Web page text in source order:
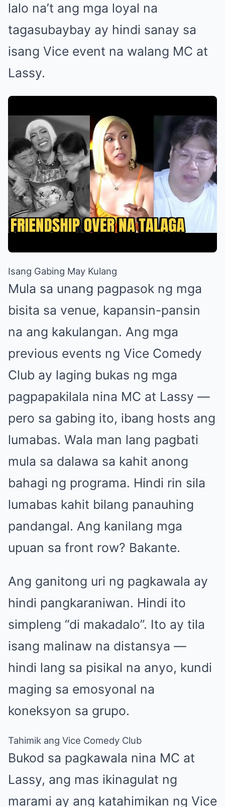
lalo na’t ang mga loyal na
tagasubaybay ay hindi sanay sa
isang Vice event na walang MC at
Lassy.
Isang Gabing May Kulang
Mula sa unang pagpasok ng mga
bisita sa venue, kapansin-pansin
na ang kakulangan. Ang mga
previous events ng Vice Comedy
Club ay laging bukas ng mga
pagpapakilala nina MC at Lassy —
pero sa gabing ito, ibang hosts ang
lumabas. Wala man lang pagbati
mula sa dalawa sa kahit anong
bahagi ng programa. Hindi rin sila
lumabas kahit bilang panauhing
pandangal. Ang kanilang mga
upuan sa front row? Bakante.
Ang ganitong uri ng pagkawala ay
hindi pangkaraniwan. Hindi ito
simpleng “di makadalo”. Ito ay tila
isang malinaw na distansya —
hindi lang sa pisikal na anyo, kundi
maging sa emosyonal na
koneksyon sa grupo.
Tahimik ang Vice Comedy Club
Bukod sa pagkawala nina MC at
Lassy, ang mas ikinagulat ng
marami ay ang katahimikan ng Vice